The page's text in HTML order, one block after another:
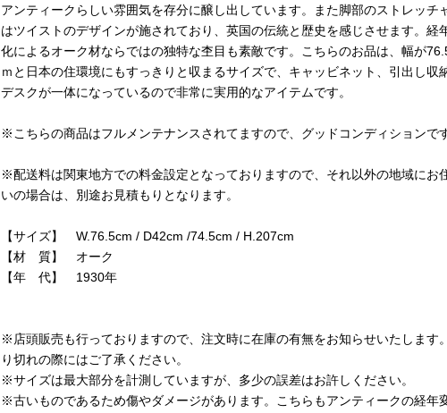
アンティークらしい雰囲気を存分に醸し出しています。また脚部のストレッチ
はツイストのデザインが施されており、英国の伝統と歴史を感じさせます。経
化によるオーク材ならではの独特な杢目も素敵です。こちらのお品は、幅が
ｍと日本の住環境にもすっきりと収まるサイズで、キャッビネット、引出し収
デスクが一体になっているので非常に実用的なアイテムです。
※こちらの商品はフルメンテナンスされてますので、グッドコンディションです
※配送料は関東地方での料金設定となっておりますので、それ以外の地域にお
いの場合は、別途お見積もりとなります。
【サイズ】 W.76.5cm / D42cm /74.5cm / H.207cm
【材 質】 オーク
【年 代】 1930年
※店頭販売も行っておりますので、注文時に在庫の有無をお知らせいたします
り切れの際にはご了承ください。
※サイズは最大部分を計測していますが、多少の誤差はお許しください。
※古いものであるため傷やダメージがあります。こちらもアンティークの経年